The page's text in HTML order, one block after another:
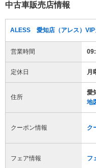
中古車販売店情報
ALESS 愛知店（アレス）
営業時間
定休日 月
住所
愛
地
クーポン情報 ク
フェア情報 フ